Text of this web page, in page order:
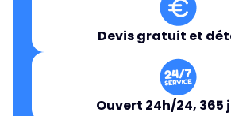
Devis gratuit et
Ouvert 24h/24, 365